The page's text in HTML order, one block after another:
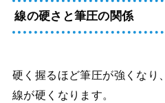
線の硬さと筆圧の関係
硬く握るほど筆圧が強くなり、
線が硬くなります。